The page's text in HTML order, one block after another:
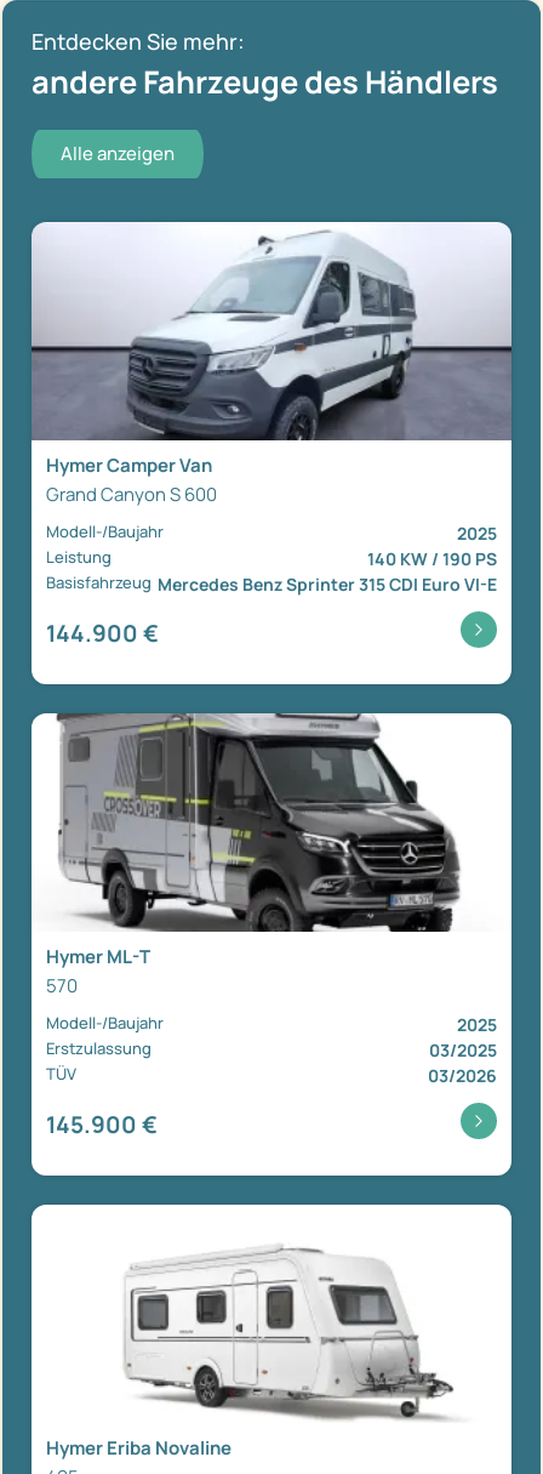
Entdecken Sie mehr:
andere Fahrzeuge des Händlers
Alle anzeigen
Hymer Camper Van
Grand Canyon S 600
Modell-/Baujahr 2025
Leistung 140 KW / 190 PS
Basisfahrzeug Mercedes Benz Sprinter 315 CDI Euro VI-E
144.900 €
Hymer ML-T
570
Modell-/Baujahr 2025
Erstzulassung 03/2025
TÜV 03/2026
145.900 €
Hymer Eriba Novaline